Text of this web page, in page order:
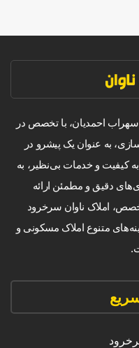
احمدیان، با تخصص در
به عنوان یک پیشرو در
کیفیت و خدمات بی‌نظیر، به
دقیق و مطمئن ارائه
املاک ناوان سرخرود
متنوع املاک مسکونی و